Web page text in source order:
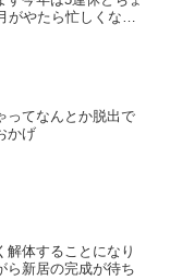
がやたら忙しくなっ
ってなんとか脱出で
かげ
解体することになり
ら新居の完成が待ち